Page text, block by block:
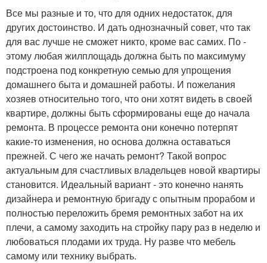
Все мы разные и то, что для одних недостаток, для
других достоинство. И дать однозначный совет, что так
для вас лучше не сможет никто, кроме вас самих. По -
этому любая жилплощадь должна быть по максимуму
подстроена под конкретную семью для упрощения
домашнего быта и домашней работы. И пожелания
хозяев относительно того, что они хотят видеть в своей
квартире, должны быть сформированы еще до начала
ремонта. В процессе ремонта они конечно потерпят
какие-то изменения, но основа должна оставаться
прежней. С чего же начать ремонт? Такой вопрос
актуальным для счастливых владельцев новой квартиры
становится. Идеальный вариант - это конечно нанять
дизайнера и ремонтную бригаду с опытным прорабом и
полностью переложить бремя ремонтных забот на их
плечи, а самому заходить на стройку пару раз в неделю и
любоваться плодами их труда. Ну разве что мебель
самому или технику выбрать.